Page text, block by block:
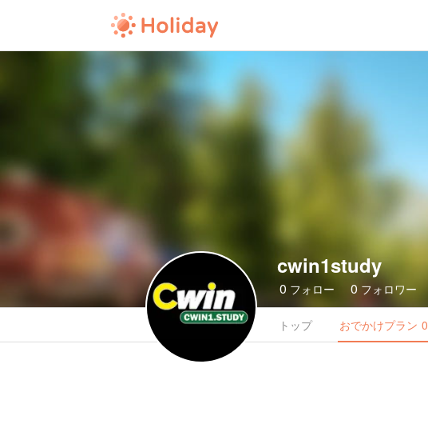
cwin1study
0 フォロー 0 フォロワー
トップ おでかけプラン 0